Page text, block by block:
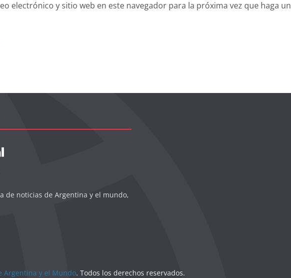
electrónico y sitio web en este navegador para la próxima vez que haga un
de noticias de Argentina y el mundo,
Argentina y el Mundo. Todos los derechos reservados.